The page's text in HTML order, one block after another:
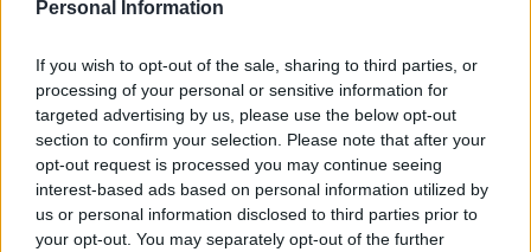
Personal Information
If you wish to opt-out of the sale, sharing to third parties, or
processing of your personal or sensitive information for
targeted advertising by us, please use the below opt-out
section to confirm your selection. Please note that after your
opt-out request is processed you may continue seeing
interest-based ads based on personal information utilized by
us or personal information disclosed to third parties prior to
your opt-out. You may separately opt-out of the further
pacjentki
gość